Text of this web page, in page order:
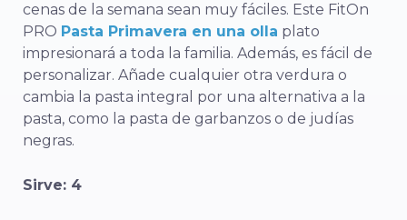
cenas de la semana sean muy fáciles. Este FitOn
PRO Pasta Primavera en una olla plato
impresionará a toda la familia. Además, es fácil de
personalizar. Añade cualquier otra verdura o
cambia la pasta integral por una alternativa a la
pasta, como la pasta de garbanzos o de judías
negras.
Sirve: 4